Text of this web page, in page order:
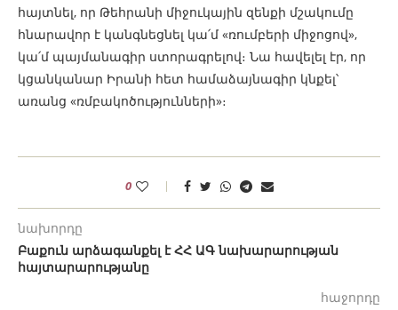
հայտնել, որ Թեհրանի միջուկային զենքի մշակումը
հնարավոր է կանգնեցնել կա՛մ «ռումբերի միջոցով»,
կա՛մ պայմանագիր ստորագրելով։ Նա հավելել էր, որ
կցանկանար Իրանի հետ համաձայնագիր կնքել՝
առանց «ռմբակոծությունների»։
0
նախորդը
Բաքուն արձագանքել է ՀՀ ԱԳ նախարարության
հայտարարությանը
հաջորդը